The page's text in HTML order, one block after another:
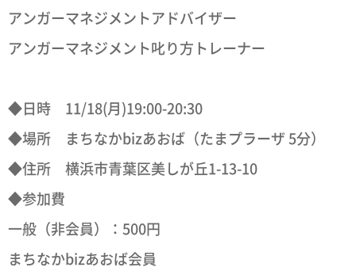
アンガーマネジメントアドバイザー
アンガーマネジメント叱り方トレーナー
◆日時 11/18(月)19:00-20:30
◆場所 まちなかbizあおば（たまプラーザ 5分）
◆住所 横浜市青葉区美しが丘1-13-10
◆参加費
一般（非会員）：500円
まちなかbizあおば会員